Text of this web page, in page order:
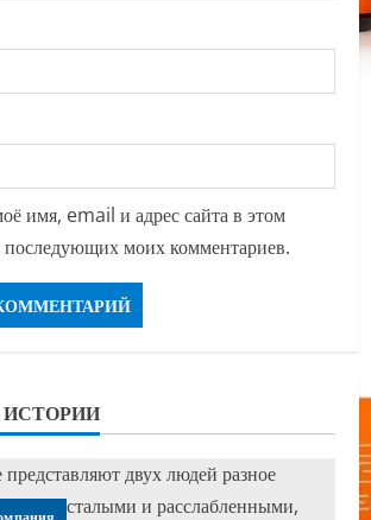
имя, email и адрес сайта в этом
последующих моих комментариев.